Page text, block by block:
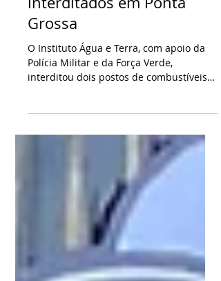
11 de ago. de 2025 1 min de leitura
Dois postos de
combustíveis são
interditados em Ponta
Polícia Militar e da Força Verde,
interditou dois postos de combustíveis